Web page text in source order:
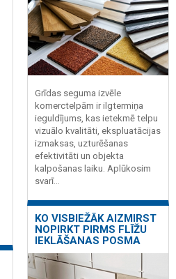
Grīdas seguma izvēle
komerctelpām ir ilgtermiņa
ieguldījums, kas ietekmē telpu
vizuālo kvalitāti, ekspluatācijas
izmaksas, uzturēšanas
efektivitāti un objekta
kalpošanas laiku. Aplūkosim
svarī...
KO VISBIEŽĀK AIZMIRST
NOPIRKT PIRMS FLĪŽU
IEKLĀŠANAS POSMA